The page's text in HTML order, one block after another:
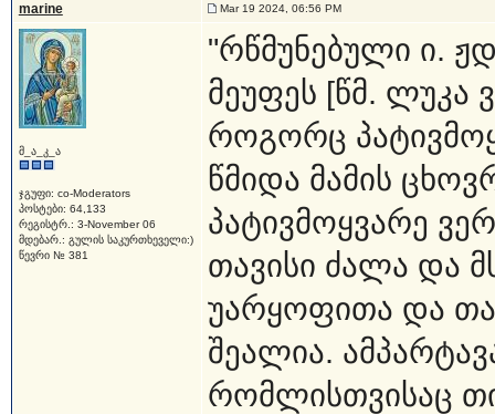
marine Mar 19 2024, 06:56 PM
მ_ა_კ_ა
ჯგუფი: co-Moderators
პოსტები: 64,133
რეგისტრ.: 3-November 06
მდებარ.: გულის საკურთხეველი:)
წევრი № 381
"რწმუნებული ი.
მეუფეს [წმ. ლუკა
როგორც
წმიდა მამის
პატივმოყვარე
თავისი ძალა და
უარყოფითა და
შეალია.
რომლისთვისაც